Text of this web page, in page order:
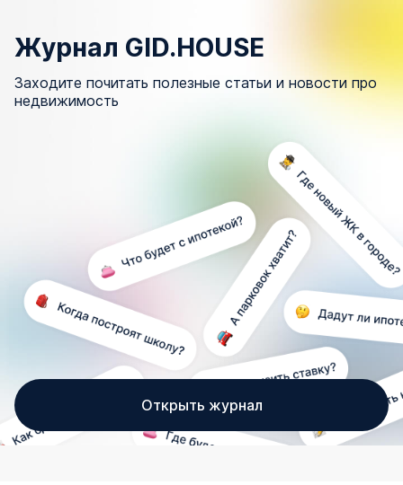
Журнал GID.HOUSE
Заходите почитать полезные статьи и новости про
недвижимость
Открыть журнал